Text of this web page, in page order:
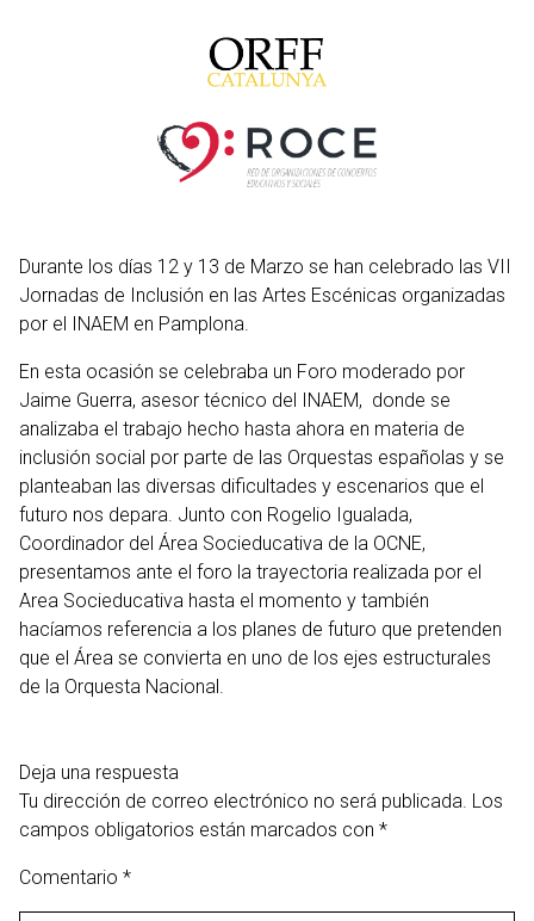
Durante los días 12 y 13 de Marzo se han celebrado las VII
Jornadas de Inclusión en las Artes Escénicas organizadas
por el INAEM en Pamplona.
En esta ocasión se celebraba un Foro moderado por
Jaime Guerra, asesor técnico del INAEM, donde se
analizaba el trabajo hecho hasta ahora en materia de
inclusión social por parte de las Orquestas españolas y se
planteaban las diversas dificultades y escenarios que el
futuro nos depara. Junto con Rogelio Igualada,
Coordinador del Área Socieducativa de la OCNE,
presentamos ante el foro la trayectoria realizada por el
Area Socieducativa hasta el momento y también
hacíamos referencia a los planes de futuro que pretenden
que el Área se convierta en uno de los ejes estructurales
de la Orquesta Nacional.
Deja una respuesta
Tu dirección de correo electrónico no será publicada. Los
campos obligatorios están marcados con *
Comentario *